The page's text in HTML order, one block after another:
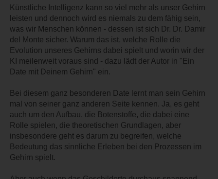
Künstliche Intelligenz kann so viel mehr als unser Gehirn
leisten und dennoch wird es niemals zu dem fähig sein,
was wir Menschen können - dessen ist sich Dr. Dr. Damir
del Monte sicher. Warum das ist, welche Rolle die
Evolution unseres Gehirns dabei spielt und worin wir der
KI meilenweit voraus sind - dazu lädt der Autor in "Ein
Date mit Deinem Gehirn" ein.
Bei diesem ganz besonderen Date lernt man sein Gehirn
mal von seiner ganz anderen Seite kennen. Ja, es geht
auch um den Aufbau, die Botenstoffe, die dabei eine
Rolle spielen, die theoretischen Grundlagen, aber
insbesondere geht es darum zu begreifen, welche
Bedeutung das sinnliche Erleben bei den Prozessen im
Gehirn spielt.